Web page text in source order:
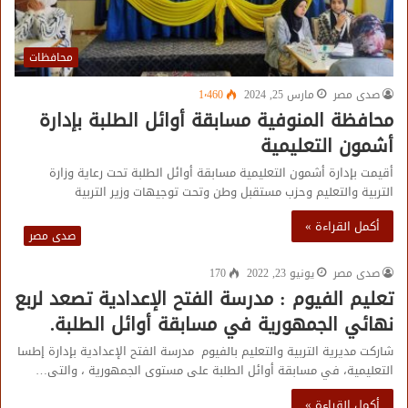
محافظات
صدى مصر
مارس 25, 2024 1٬460
محافظة المنوفية مسابقة أوائل الطلبة بإدارة
أشمون التعليمية
أقيمت بإدارة أشمون التعليمية مسابقة أوائل الطلبة تحت رعاية وزارة
التربية والتعليم وحزب مستقبل وطن وتحت توجيهات وزير التربية
أكمل القراءة »
صدى مصر
صدى مصر
يونيو 23, 2022 170
تعليم الفيوم : مدرسة الفتح الإعدادية تصعد لربع
نهائي الجمهورية في مسابقة أوائل الطلبة.
شاركت مديرية التربية والتعليم بالفيوم مدرسة الفتح الإعدادية بإدارة إطسا
التعليمية، في مسابقة أوائل الطلبة على مستوى الجمهورية ، والتى…